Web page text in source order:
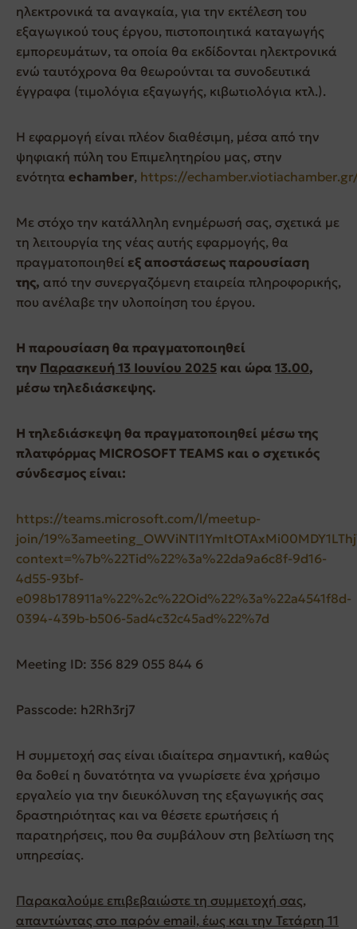
ηλεκτρονικά τα αναγκαία, για την εκτέλεση του
εξαγωγικού τους έργου, πιστοποιητικά καταγωγής
εμπορευμάτων, τα οποία θα εκδίδονται ηλεκτρονικά
ενώ ταυτόχρονα θα θεωρούνται τα συνοδευτικά
έγγραφα (τιμολόγια εξαγωγής, κιβωτιολόγια κτλ.).
Η εφαρμογή είναι πλέον διαθέσιμη, μέσα από την
ψηφιακή πύλη του Επιμελητηρίου μας, στην
ενότητα echamber, https://
Με στόχο την κατάλληλη ενημέρωσή σας, σχετικά με
τη λειτουργία της νέας αυτής εφαρμογής, θα
πραγματοποιηθεί εξ αποστάσεως παρουσίαση
της, από την συνεργαζόμενη εταιρεία πληροφορικής,
που ανέλαβε την υλοποίηση του έργου.
Η παρουσίαση θα πραγματοποιηθεί
την Παρασκευή 13 Ιουνίου 2025 και ώρα 13.00,
μέσω τηλεδιάσκεψης.
Η τηλεδιάσκεψη θα πραγματοποιηθεί μέσω της
πλατφόρμας MICROSOFT TEAMS και ο σχετικός
σύνδεσμος είναι:
https://teams.microsoft.com/l/meetup-
join/
context=%7b%22Tid%22%3a%22da9a6c8f-9d16-
4d55-93bf-
e098b178911a%22%2c%22Oid%22%3a%22a4541f8d-
0394-439b-b506-5ad4c32c45ad%22%7d
Meeting ID: 356 829 055 844 6
Passcode: h2Rh3rj7
Η συμμετοχή σας είναι ιδιαίτερα σημαντική, καθώς
θα δοθεί η δυνατότητα να γνωρίσετε ένα χρήσιμο
εργαλείο για την διευκόλυνση της εξαγωγικής σας
δραστηριότητας και να θέσετε ερωτήσεις ή
παρατηρήσεις, που θα συμβάλουν στη βελτίωση της
υπηρεσίας.
Παρακαλούμε επιβεβαιώστε τη συμμετοχή σας,
απαντώντας στο παρόν email, έως και την Τετάρτη 11